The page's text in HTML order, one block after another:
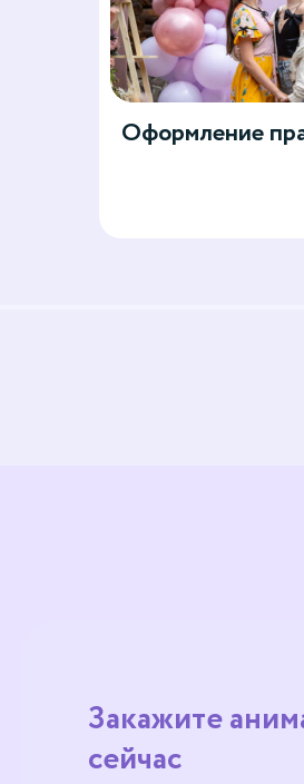
Оформление
Закажите
сейчас